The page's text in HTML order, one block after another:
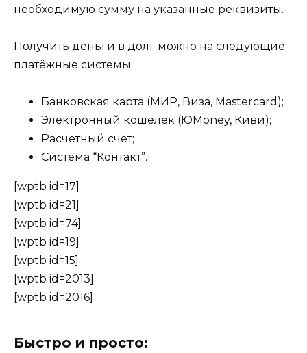
необходимую сумму на указанные реквизиты.
Получить деньги в долг можно на следующие
платёжные системы:
Банковская карта (МИР, Виза, Mastercard);
Электронный кошелёк (ЮMoney, Киви);
Расчётный счёт;
Система “Контакт”.
[wptb id=17]
[wptb id=21]
[wptb id=74]
[wptb id=19]
[wptb id=15]
[wptb id=2013]
[wptb id=2016]
Быстро и просто: